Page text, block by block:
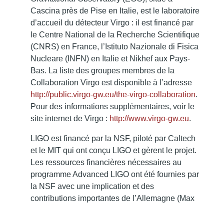
Cascina près de Pise en Italie, est le laboratoire
d’accueil du détecteur Virgo : il est financé par
le Centre National de la Recherche Scientifique
(CNRS) en France, l’Istituto Nazionale di Fisica
Nucleare (INFN) en Italie et Nikhef aux Pays-
Bas. La liste des groupes membres de la
Collaboration Virgo est disponible à l’adresse
http://public.virgo-gw.eu/the-virgo-collaboration.
Pour des informations supplémentaires, voir le
site internet de Virgo : http://www.virgo-gw.eu.
LIGO est financé par la NSF, piloté par Caltech
et le MIT qui ont conçu LIGO et gèrent le projet.
Les ressources financières nécessaires au
programme Advanced LIGO ont été fournies par
la NSF avec une implication et des
contributions importantes de l’Allemagne (Max